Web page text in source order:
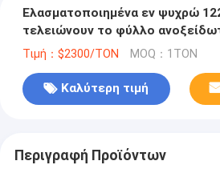
Ελασματοποιημένα εν ψυχρώ
τελειώνουν το φύλλο
Τιμή：$2300/TON MOQ：1TON
Καλύτερη τιμή
Περιγραφή Προϊόντων